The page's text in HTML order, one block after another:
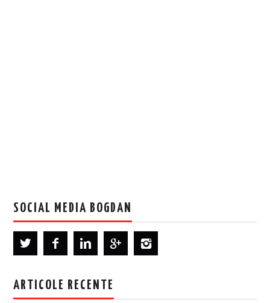
SOCIAL MEDIA BOGDAN
ARTICOLE RECENTE